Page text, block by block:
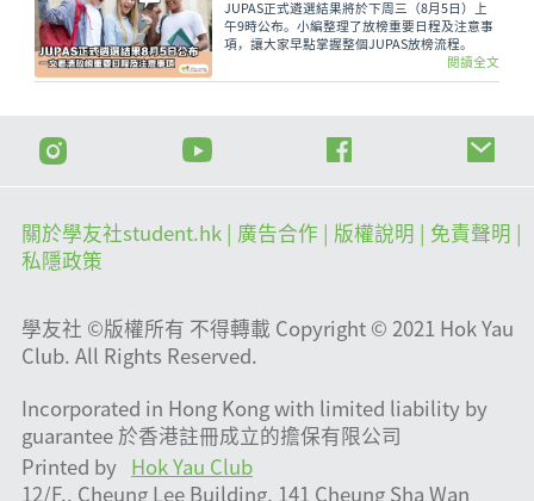
JUPAS正式遴選結果將於下周三（8月5日）上
午9時公布。小編整理了放榜重要日程及注意事
項，讓大家早點掌握整個JUPAS放榜流程。
閱讀全文
關於學友社student.hk | 廣告合作 | 版權說明
| 免責聲明 |
私隱政策
學友社 ©版權所有 不得轉載 Copyright © 2021 Hok Yau
Club. All Rights Reserved.
Incorporated in Hong Kong with limited liability by
guarantee 於香港註冊成立的擔保有限公司
Printed by
Hok Yau Club
12/F., Cheung Lee Building, 141 Cheung Sha Wan